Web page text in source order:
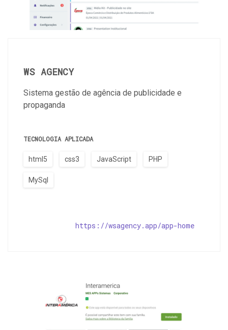
WS AGENCY
Sistema gestão de agência de publicidade e
propaganda
TECNOLOGIA APLICADA
html5 css3 JavaScript PHP
MySql
https://wsagency.app/app-home